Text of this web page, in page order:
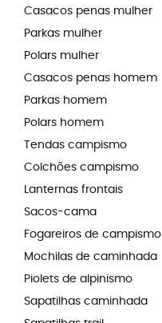
Casacos penas mulher
Parkas mulher
Polars mulher
Casacos penas homem
Parkas homem
Polars homem
Tendas campismo
Colchões campismo
Lanternas frontais
Sacos-cama
Fogareiros de campismo
Mochilas de caminhada
Piolets de alpinismo
Sapatilhas caminhada